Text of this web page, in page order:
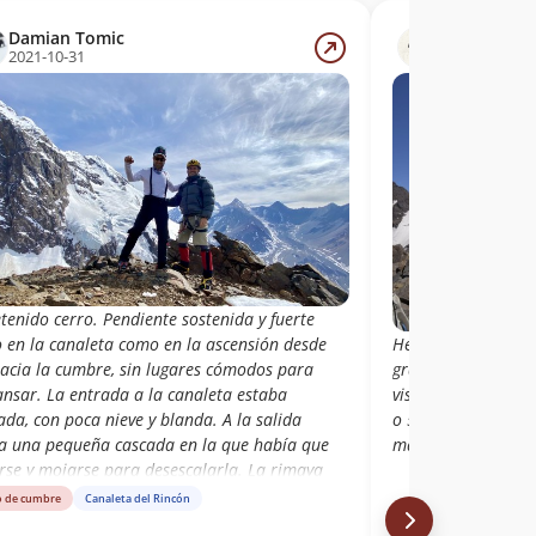
Damian Tomic
2021-10-31
cerro. Pendiente sostenida y fuerte
la canaleta como en la ascensión desde
la cumbre, sin lugares cómodos para
La entrada a la canaleta estaba
con poca nieve y blanda. A la salida
una pequeña cascada en la que había que
y mojarse para desescalarla. La rimaya
totalmente oculta.
de cumbre Canaleta del Rincón
Hermosa vista
gracias a la vida
vista la canaleta
o 50°, mucho
maravilloso a la
Libro de cumbre